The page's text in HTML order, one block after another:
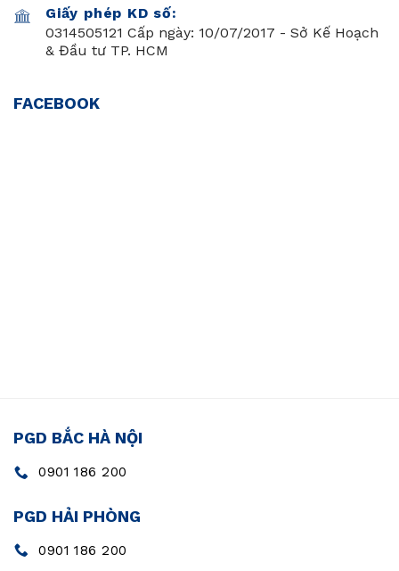
Giấy phép KD số:
0314505121 Cấp ngày: 10/07/2017 - Sở Kế Hoạch
& Đầu tư TP. HCM
FACEBOOK
PGD BẮC HÀ NỘI
0901 186 200
PGD HẢI PHÒNG
0901 186 200